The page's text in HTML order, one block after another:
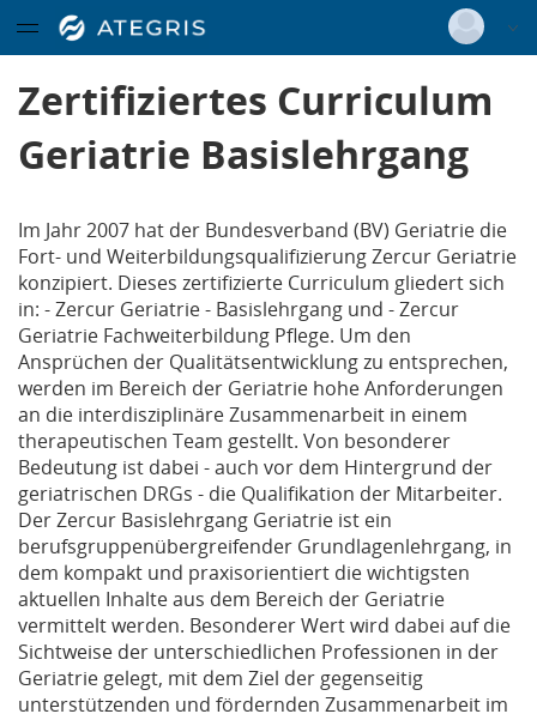
Login
Versionsnummer: 2025.4.04.60491
Zertifiziertes Curriculum
Geriatrie Basislehrgang
Menügruppe
Infos und Anmeldung
Menügruppe
Ausbildung
Ausbildungsangebote
interner Bereich
Zertifiziertes Curriculum
Geriatrie Basislehrgang
Im Jahr 2007 hat der Bundesverband (BV) Geriatrie die
Fort- und Weiterbildungsqualifizierung Zercur Geriatrie
konzipiert. Dieses zertifizierte Curriculum gliedert sich
in: - Zercur Geriatrie - Basislehrgang und - Zercur
Geriatrie Fachweiterbildung Pflege. Um den
Ansprüchen der Qualitätsentwicklung zu entsprechen,
werden im Bereich der Geriatrie hohe Anforderungen
an die interdisziplinäre Zusammenarbeit in einem
therapeutischen Team gestellt. Von besonderer
Bedeutung ist dabei - auch vor dem Hintergrund der
geriatrischen DRGs - die Qualifikation der Mitarbeiter.
Der Zercur Basislehrgang Geriatrie ist ein
berufsgruppenübergreifender Grundlagenlehrgang, in
dem kompakt und praxisorientiert die wichtigsten
aktuellen Inhalte aus dem Bereich der Geriatrie
vermittelt werden. Besonderer Wert wird dabei auf die
Sichtweise der unterschiedlichen Professionen in der
Geriatrie gelegt, mit dem Ziel der gegenseitig
unterstützenden und fördernden Zusammenarbeit im
Datentabelle mit 2 Zeilen und 11 Spalten